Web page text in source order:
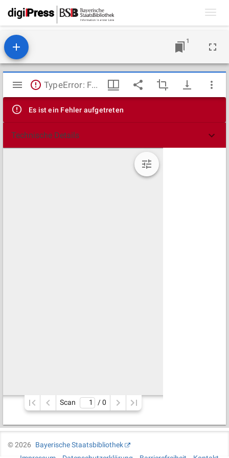
1
Mirador
Viewer
TypeError: Failed to fetch
Es ist ein Fehler aufgetreten
Technische Details
Scan / 0
©2026
Bayerische Staatsbibliothek